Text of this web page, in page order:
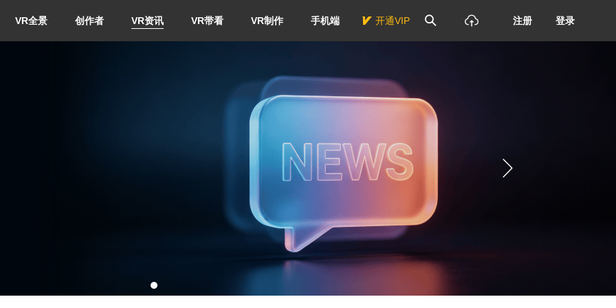
VR全景 创作者 VR资讯 VR带看 VR制作 手机端 开通VIP 注册 登录